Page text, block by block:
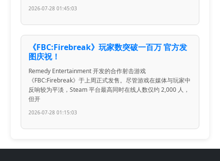
2026-07-28 01:45:03
《FBC:Firebreak》玩家数突破一百万 官方发
图庆祝！
Remedy Entertainment 开发的合作射击游戏
《FBC:Firebreak》于上周正式发售。尽管游戏在媒体与玩家中
反响较为平淡，Steam 平台最高同时在线人数仅约 2,000 人，
但开
2026-07-28 01:15:03